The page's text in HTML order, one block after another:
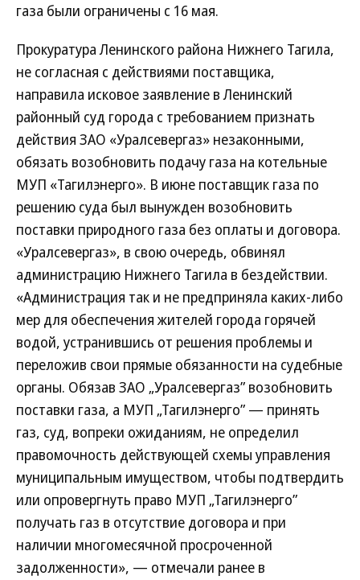
газа были ограничены с 16 мая.
Прокуратура Ленинского района Нижнего Тагила,
не согласная с действиями поставщика,
направила исковое заявление в Ленинский
районный суд города с требованием признать
действия ЗАО «Уралсевергаз» незаконными,
обязать возобновить подачу газа на котельные
МУП «Тагилэнерго». В июне поставщик газа по
решению суда был вынужден возобновить
поставки природного газа без оплаты и договора.
«Уралсевергаз», в свою очередь, обвинял
администрацию Нижнего Тагила в бездействии.
«Администрация так и не предприняла каких-либо
мер для обеспечения жителей города горячей
водой, устранившись от решения проблемы и
переложив свои прямые обязанности на судебные
органы. Обязав ЗАО „Уралсевергаз” возобновить
поставки газа, а МУП „Тагилэнерго” — принять
газ, суд, вопреки ожиданиям, не определил
правомочность действующей схемы управления
муниципальным имуществом, чтобы подтвердить
или опровергнуть право МУП „Тагилэнерго”
получать газ в отсутствие договора и при
наличии многомесячной просроченной
задолженности», — отмечали ранее в